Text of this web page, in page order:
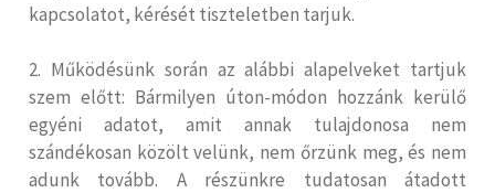
kapcsolatot, kérését tiszteletben tarjuk.
2. Működésünk során az alábbi alapelveket tartjuk
szem előtt: Bármilyen úton-módon hozzánk kerülő
egyéni adatot, amit annak tulajdonosa nem
szándékosan közölt velünk, nem őrzünk meg, és nem
adunk tovább. A részünkre tudatosan átadott